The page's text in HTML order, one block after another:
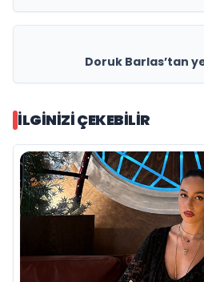
Doruk Barlas’tan
İLGINIZI ÇEKEBILIR